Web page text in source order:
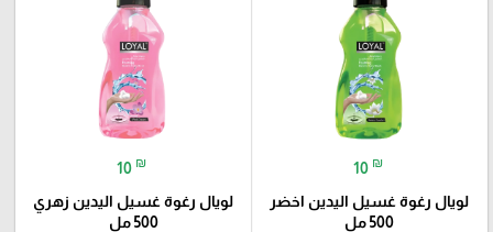
10 ₪
لويال رغوة غسيل اليدين اخضر
500 مل
10 ₪
لويال رغوة غسيل اليدين زهري
500 مل